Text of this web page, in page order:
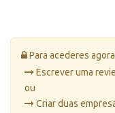
Para acederes
Escrever uma
ou
Criar duas